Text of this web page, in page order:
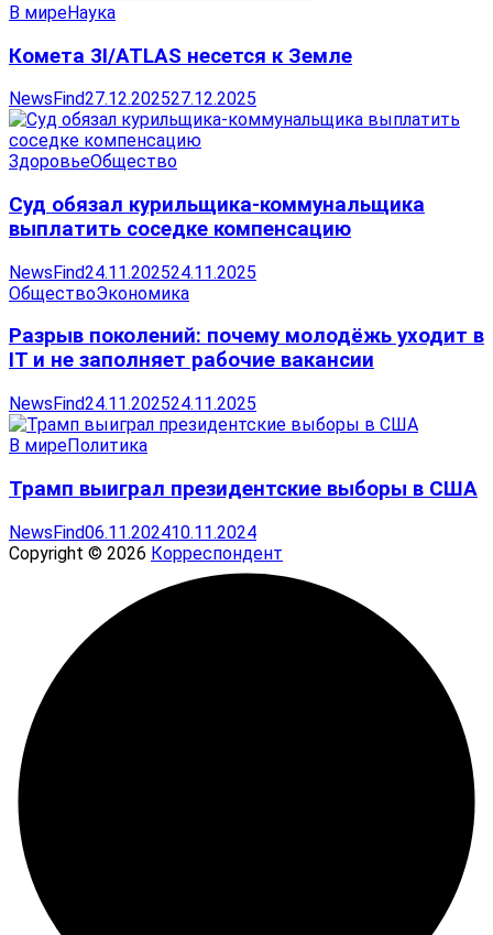
В миреНаука
Комета 3I/ATLAS несется к Земле
NewsFind27.12.202527.12.2025
ЗдоровьеОбщество
Суд обязал курильщика-коммунальщика
выплатить соседке компенсацию
NewsFind24.11.202524.11.2025
ОбществоЭкономика
Разрыв поколений: почему молодёжь уходит в
IT и не заполняет рабочие вакансии
NewsFind24.11.202524.11.2025
В миреПолитика
Трамп выиграл президентские выборы в США
NewsFind06.11.202410.11.2024
Copyright © 2026 Корреспондент